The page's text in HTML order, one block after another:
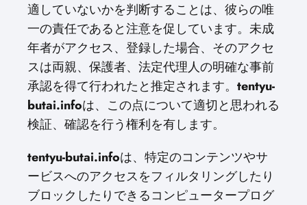
適していないかを判断することは、彼らの唯
一の責任であると注意を促しています。未成
年者がアクセス、登録した場合、そのアクセ
スは両親、保護者、法定代理人の明確な事前
承認を得て行われたと推定されます。 tentyu-
butai.infoは、この点について適切と思われる
検証、確認を行う権利を有します。
tentyu-butai.infoは、特定のコンテンツやサ
ービスへのアクセスをフィルタリングしたり
ブロックしたりできるコンピュータープログ